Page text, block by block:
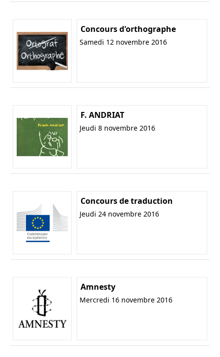
Concours d'orthographe
Samedi 12 novembre 2016
F. ANDRIAT
Jeudi 8 novembre 2016
Concours de traduction
Jeudi 24 novembre 2016
Amnesty
Mercredi 16 novembre 2016